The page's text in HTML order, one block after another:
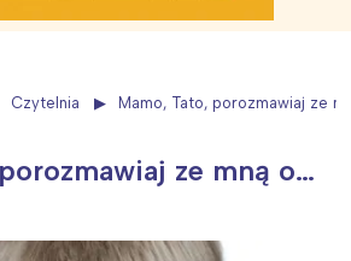
Czytelnia Mamo, Tato, porozmawiaj ze
ze mną o…